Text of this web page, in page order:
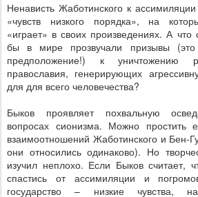
Ненависть Жаботинского к
«чувств низкого порядка», на
«играет» в своих произведениях. А
бы в мире прозвучали призывы (это
предположение!) к уничтожению
православия, генерирующих
для для всего человечества?
Быков проявляет похвальную
вопросах сионизма. Можно простить
взаимоотношений Жаботинского и Бен-
они относились одинаково). Но
изучил неплохо. Если Быков считает,
спастись от ассимиляции и
государство – низкие чувства,